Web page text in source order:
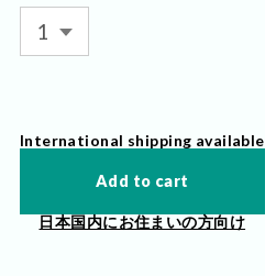
International shipping available
Add to cart
日本国内にお住まいの方向け